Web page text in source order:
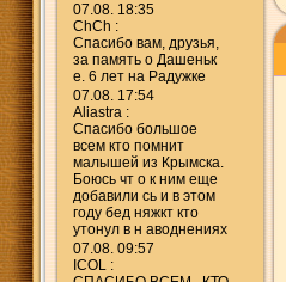
07.08. 18:35
ChCh :
Спасибо вам, друзья,
за память о Дашеньк
е. 6 лет на Радужке
07.08. 17:54
Aliastra :
Спасибо большое
всем кто помнит
малышей из Крымска.
Боюсь чт о к ним еще
добавили сь и в этом
году бед няжкт кто
утонул в н аводнениях
07.08. 09:57
ICOL :